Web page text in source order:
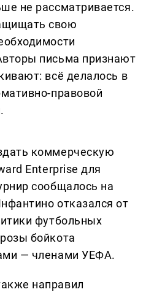
не рассматривается.
свою
письма признают
всё делалось в
правовой
коммерческую
Enterprise для
сообщалось на
отказался от
футбольных
бойкота
— членами УЕФА.
направил